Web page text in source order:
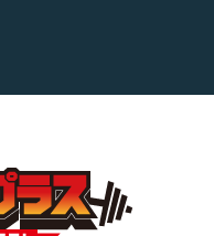
るおび」にてマッスルプ
組「ONE MORNING」